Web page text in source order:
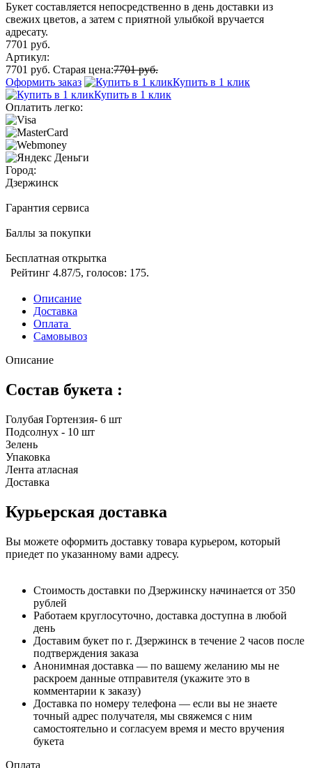
Букет составляется непосредственно в день доставки из
свежих цветов, а затем с приятной улыбкой вручается
адресату.
7701 руб.
Артикул:
7701 руб. Старая цена:7701 руб.
Оформить заказ
Купить в 1 клик
Купить в 1 клик
Оплатить легко:
Город:
Дзержинск
Гарантия сервиса
Баллы за покупки
Бесплатная открытка
Рейтинг 4.87/5, голосов: 175.
Описание
Доставка
Оплата
Самовывоз
Описание
Состав букета :
Голубая Гортензия- 6 шт
Подсолнух - 10 шт
Зелень
Упаковка
Лента атласная
Доставка
Курьерская доставка
Вы можете оформить доставку товара курьером, который
приедет по указанному вами адресу.
Стоимость доставки по Дзержинску начинается от 350
рублей
Работаем круглосуточно, доставка доступна в любой
день
Доставим букет по г. Дзержинск в течение 2 часов после
подтверждения заказа
Анонимная доставка — по вашему желанию мы не
раскроем данные отправителя (укажите это в
комментарии к заказу)
Доставка по номеру телефона — если вы не знаете
точный адрес получателя, мы свяжемся с ним
самостоятельно и согласуем время и место вручения
букета
Оплата